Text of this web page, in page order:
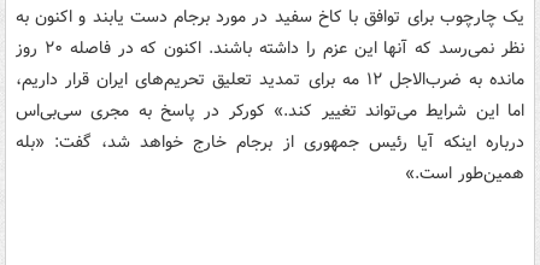
یک چارچوب برای توافق با کاخ سفید در مورد برجام دست یابند و اکنون به
نظر نمی‌رسد که آنها این عزم را داشته باشند. اکنون که در فاصله ۲۰ روز
مانده به ضرب‌الاجل ۱۲ مه برای تمدید تعلیق تحریم‌های ایران قرار داریم،
اما این شرایط می‌تواند تغییر کند.» کورکر در پاسخ به مجری سی‌بی‌اس
درباره اینکه آیا رئیس ‌جمهوری از برجام خارج خواهد شد، گفت: «بله
همین‌طور است.»